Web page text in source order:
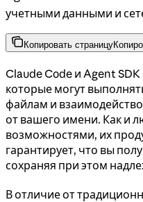
учетными данными и
Копировать страницу
Claude Code и Agent
которые могут
файлам и
от вашего имени. Как и
возможностями, их
гарантирует, что вы
сохраняя при этом
В отличие от